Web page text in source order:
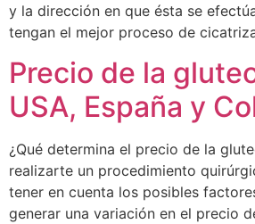
y la dirección en que ésta se
tengan el mejor proceso de
Precio de la
USA, España y
¿Qué determina el precio de la
realizarte un procedimiento
tener en cuenta los posibles
generar una variación en el precio